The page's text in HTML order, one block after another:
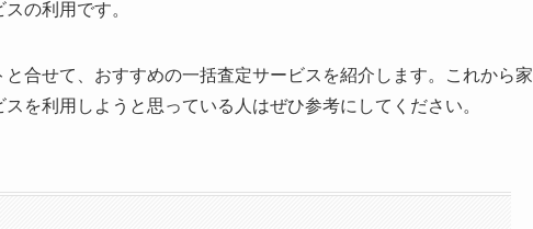
の利用です。
合せて、おすすめの一括査定サービスを紹介します。これから家
を利用しようと思っている人はぜひ参考にしてください。